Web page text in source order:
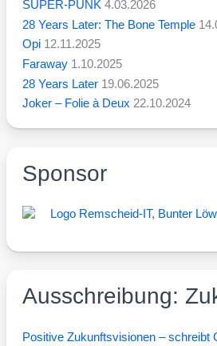
SUPER-PUNK 4.03.2026
28 Years Later: The Bone Temple
Opi 12.11.2025
Faraway 1.10.2025
28 Years Later 19.06.2025
Joker – Folie à Deux 22.10.2024
Sponsor
Ausschreibung:
Posi­ti­ve Zukunfts­vi­sio­nen – schreibt